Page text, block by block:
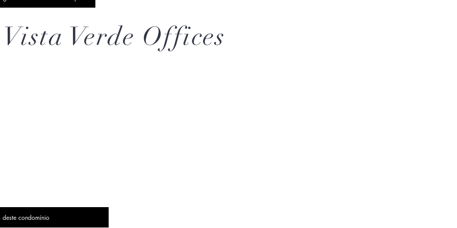
Vista Verde Offices
condomínio